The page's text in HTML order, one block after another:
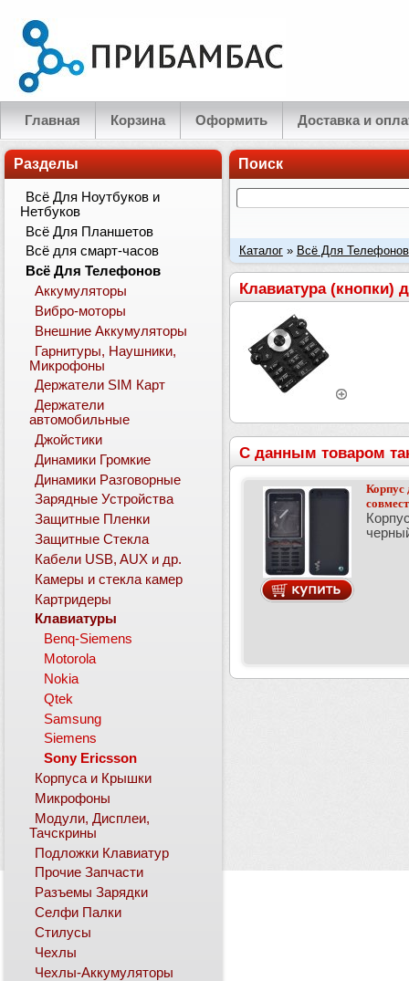
Главная Корзина Оформить Доставка и
Поиск
Каталог» Всё Для Телефонов
Клавиатура (кнопки)
С данным товаром
Корпус
Разделы
Всё Для Ноутбуков и
Нетбуков
Всё Для Планшетов
Всё для смарт-часов
Всё Для Телефонов
Аккумуляторы
Вибро-моторы
Внешние Аккумуляторы
Гарнитуры, Наушники,
Микрофоны
Держатели SIM Карт
Держатели
автомобильные
Джойстики
Динамики Громкие
Динамики Разговорные
Зарядные Устройства
Защитные Пленки
Защитные Стекла
Кабели USB, AUX и др.
Камеры и стекла камер
Картридеры
Клавиатуры
Benq-Siemens
Motorola
Nokia
Qtek
Samsung
Siemens
Sony Ericsson
Корпуса и Крышки
Микрофоны
Модули, Дисплеи,
Тачскрины
Подложки Клавиатур
Прочие Запчасти
Разъемы Зарядки
Селфи Палки
Стилусы
Чехлы
Чехлы-Аккумуляторы